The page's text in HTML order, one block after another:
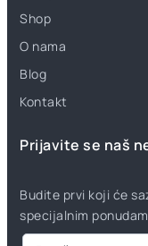
Shop
O nama
Blog
Kontakt
Prijavite se naš
Budite prvi koji će
specijalnim